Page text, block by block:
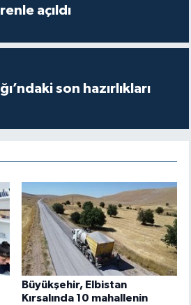
açıldı
son hazırlıkları
Büyükşehir, Elbistan
Kırsalında 10 mahallenin